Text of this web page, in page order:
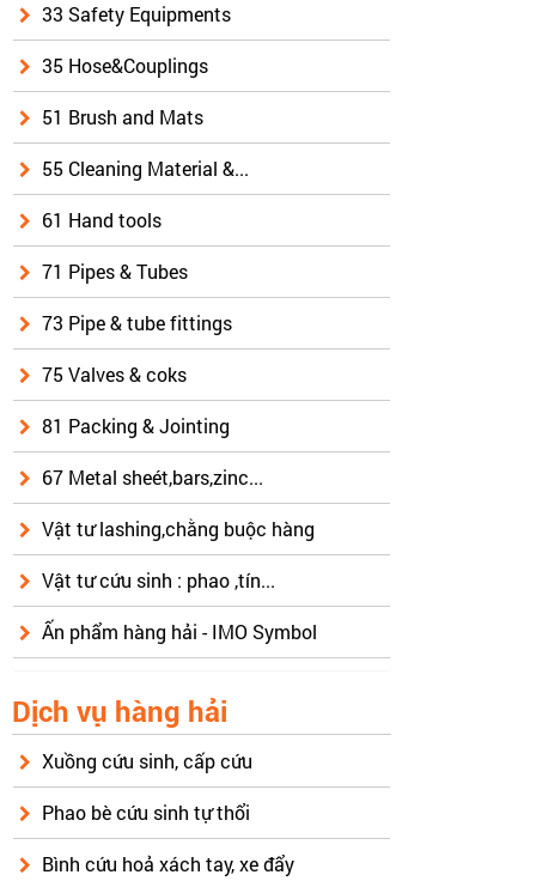
33 Safety Equipments
35 Hose&Couplings
51 Brush and Mats
55 Cleaning Material &...
61 Hand tools
71 Pipes & Tubes
73 Pipe & tube fittings
75 Valves & coks
81 Packing & Jointing
67 Metal sheét,bars,zinc...
Vật tư lashing,chằng buộc hàng
Vật tư cứu sinh : phao ,tín...
Ấn phẩm hàng hải - IMO Symbol
Dịch vụ hàng hải
Xuồng cứu sinh, cấp cứu
Phao bè cứu sinh tự thổi
Bình cứu hoả xách tay, xe đẩy